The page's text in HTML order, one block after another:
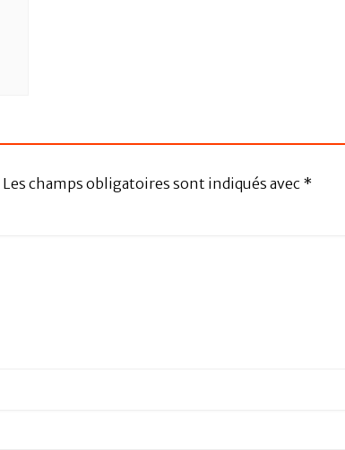
Les champs obligatoires sont indiqués avec *